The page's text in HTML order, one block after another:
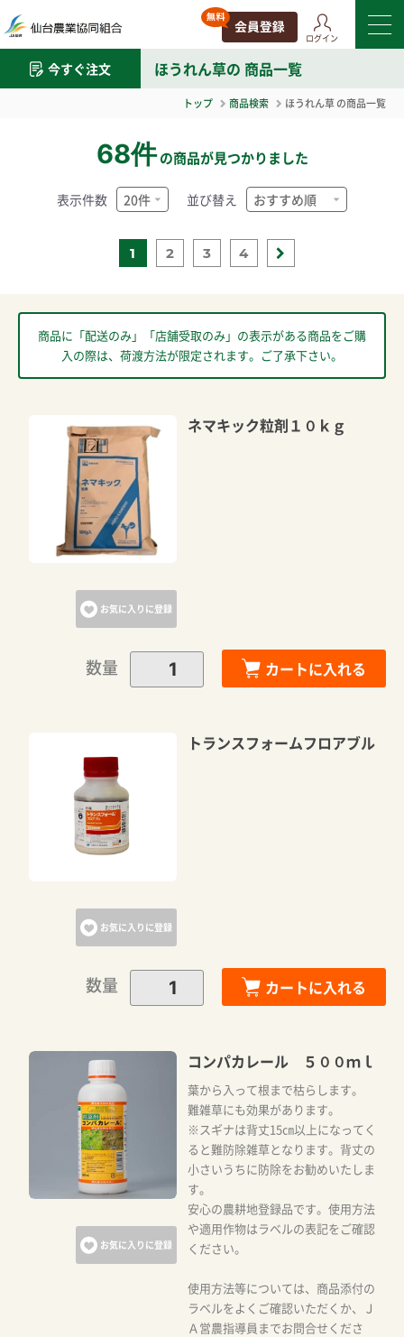
ログイン
今すぐ注文 ほうれん草の 商品一覧
トップ 商品検索 ほうれん草の商品一覧
68件 の商品が見つかりました
1 2 3 4
表示件数 並び替え
商品に「配送のみ」「店舗受取のみ」の表示がある商品をご購
入の際は、荷渡方法が限定されます。ご了承下さい。
お気に入りに登録
ネマキック粒剤１０ｋｇ
数量 カートに入れる
お気に入りに登録
トランスフォームフロアブル
数量 カートに入れる
お気に入りに登録
コンパカレール ５００ｍｌ
葉から入って根まで枯らします。
難雑草にも効果があります。
※スギナは背丈15㎝以上になってく
ると難防除雑草となります。背丈の
小さいうちに防除をお勧めいたしま
す。
安心の農耕地登録品です。使用方法
や適用作物はラベルの表記をご確認
ください。
使用方法等については、商品添付の
ラベルをよくご確認いただくか、Ｊ
Ａ営農指導員までお問合せくださ